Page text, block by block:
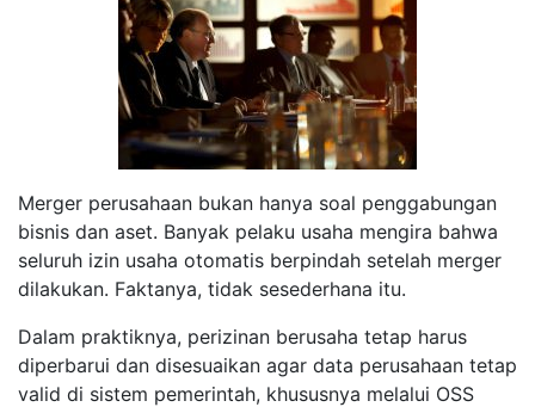
Merger perusahaan bukan hanya soal penggabungan
bisnis dan aset. Banyak pelaku usaha mengira bahwa
seluruh izin usaha otomatis berpindah setelah merger
dilakukan. Faktanya, tidak sesederhana itu.
Dalam praktiknya, perizinan berusaha tetap harus
diperbarui dan disesuaikan agar data perusahaan tetap
valid di sistem pemerintah, khususnya melalui OSS